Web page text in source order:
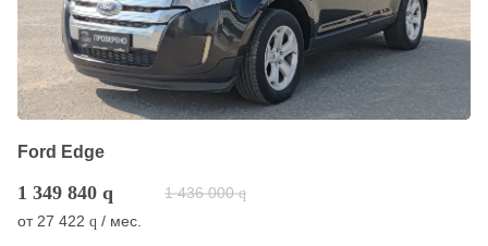
Ford Edge
1 349 840 q 1 436 000 q
от27 422 q / мес.